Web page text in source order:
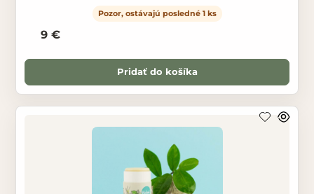
Pozor, ostávajú posledné 1 ks
9 €
Pridať do košíka